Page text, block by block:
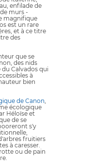
enfilade de
murs -
magnifique
est un rare
, et à ce titre
des
que se
des nids
Calvados qui
à
bien
de Canon,
écologique
Héloïse et
de se
s'y
fruitiers
à caresser.
ou de pain